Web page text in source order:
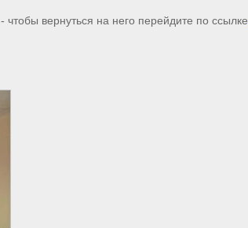
- чтобы вернуться на него перейдите по ссылке